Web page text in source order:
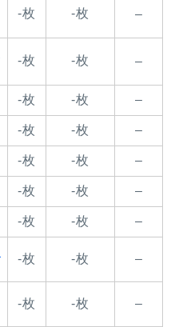
-枚 -枚 –
-枚 -枚 –
-枚 -枚 –
-枚 -枚 –
-枚 -枚 –
-枚 -枚 –
-枚 -枚 –
-枚 -枚 –
-枚 -枚 –